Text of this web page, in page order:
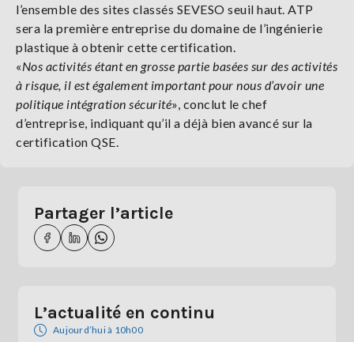
l’ensemble des sites classés SEVESO seuil haut. ATP
sera la première entreprise du domaine de l’ingénierie
plastique à obtenir cette certification.
«Nos activités étant en grosse partie basées sur des activités
à risque, il est également important pour nous d’avoir une
politique intégration sécurité», conclut le chef
d’entreprise, indiquant qu’il a déjà bien avancé sur la
certification QSE.
Partager l’article
L’actualité en continu
Aujourd’hui à 10h00